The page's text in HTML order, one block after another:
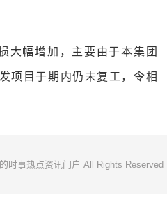
大幅增加，主要由于本集团
项目于期内仍未复工，令相
时事热点资讯门户 All Rights Reserved